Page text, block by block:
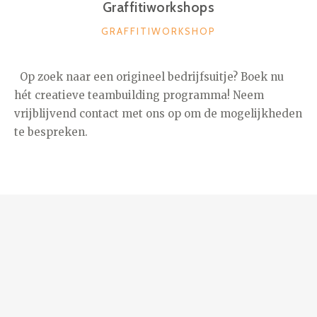
Graffitiworkshops
CATEGORIEËN
GRAFFITIWORKSHOP
Op zoek naar een origineel bedrijfsuitje? Boek nu
hét creatieve teambuilding programma! Neem
vrijblijvend contact met ons op om de mogelijkheden
te bespreken.